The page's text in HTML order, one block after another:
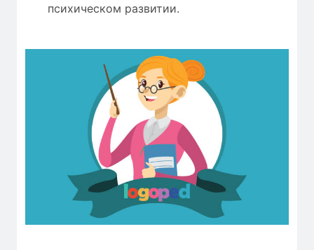
психическом развитии.